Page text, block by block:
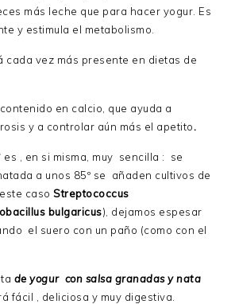
más leche que para hacer yogur. Es
y estimula el metabolismo.
cada vez más presente en dietas de
en calcio, que ayuda a
y a controlar aún más el apetito.
es , en si misma, muy sencilla : se
a unos 85º se añaden cultivos de
casoStreptococcus
bulgaricus), dejamos espesar
el suero con un paño (como con el
de yogur con salsa granadas y nata
fácil , deliciosa y muy digestiva.